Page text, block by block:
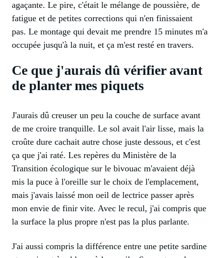
agaçante. Le pire, c'était le mélange de poussière, de
fatigue et de petites corrections qui n'en finissaient
pas. Le montage qui devait me prendre 15 minutes m'a
occupée jusqu'à la nuit, et ça m'est resté en travers.
Ce que j'aurais dû vérifier avant
de planter mes piquets
J'aurais dû creuser un peu la couche de surface avant
de me croire tranquille. Le sol avait l'air lisse, mais la
croûte dure cachait autre chose juste dessous, et c'est
ça que j'ai raté. Les repères du Ministère de la
Transition écologique sur le bivouac m'avaient déjà
mis la puce à l'oreille sur le choix de l'emplacement,
mais j'avais laissé mon oeil de lectrice passer après
mon envie de finir vite. Avec le recul, j'ai compris que
la surface la plus propre n'est pas la plus parlante.
J'ai aussi compris la différence entre une petite sardine